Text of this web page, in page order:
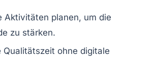
Aktivitäten planen, um die
zu stärken.
Qualitätszeit ohne digitale